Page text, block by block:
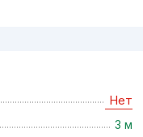
Нет
3 м